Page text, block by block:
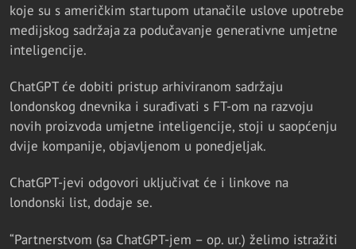
koje su s američkim startupom utanačile uslove upotrebe
medijskog sadržaja za podučavanje generativne umjetne
inteligencije.
ChatGPT će dobiti pristup arhiviranom sadržaju
londonskog dnevnika i surađivati s FT-om na razvoju
novih proizvoda umjetne inteligencije, stoji u saopćenju
dvije kompanije, objavljenom u ponedjeljak.
ChatGPT-jevi odgovori uključivat će i linkove na
londonski list, dodaje se.
“Partnerstvom (sa ChatGPT-jem – op. ur.) želimo istražiti